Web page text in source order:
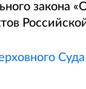
закона